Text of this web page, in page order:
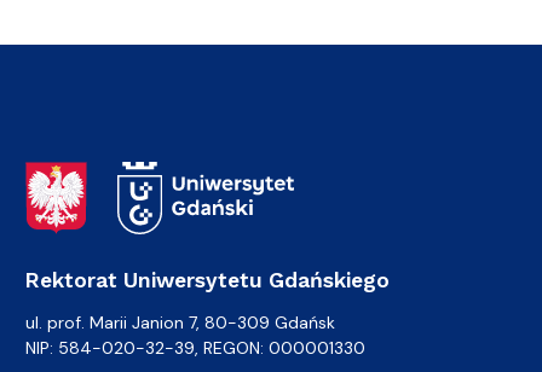
Adres Rektoratu
Rektorat Uniwersytetu Gdańskiego
ul. prof. Marii Janion 7, 80-309 Gdańsk
NIP: 584-020-32-39, REGON: 000001330